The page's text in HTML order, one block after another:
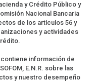
y Crédito Público y
Nacional Bancaria
de los artículos 56 y
y actividades
contiene información de
E.N.R. sobre las
y nuestro desempeño